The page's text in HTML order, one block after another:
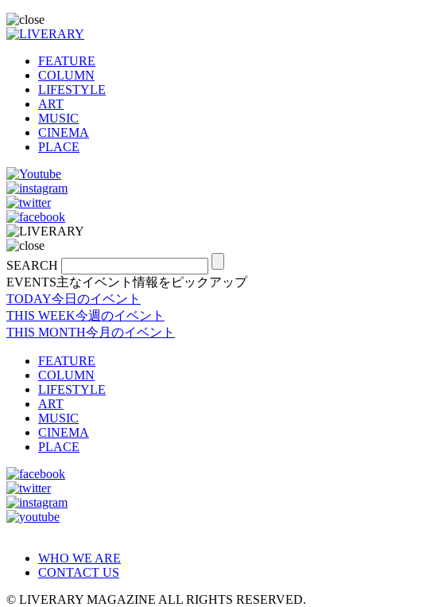
FEATURE
COLUMN
LIFESTYLE
ART
MUSIC
CINEMA
PLACE
SEARCH
EVENTS主なイベント情報をピックアップ
TODAY今日のイベント
THIS WEEK今週のイベント
THIS MONTH今月のイベント
FEATURE
COLUMN
LIFESTYLE
ART
MUSIC
CINEMA
PLACE
WHO WE ARE
CONTACT US
© LIVERARY MAGAZINE ALL RIGHTS RESERVED.